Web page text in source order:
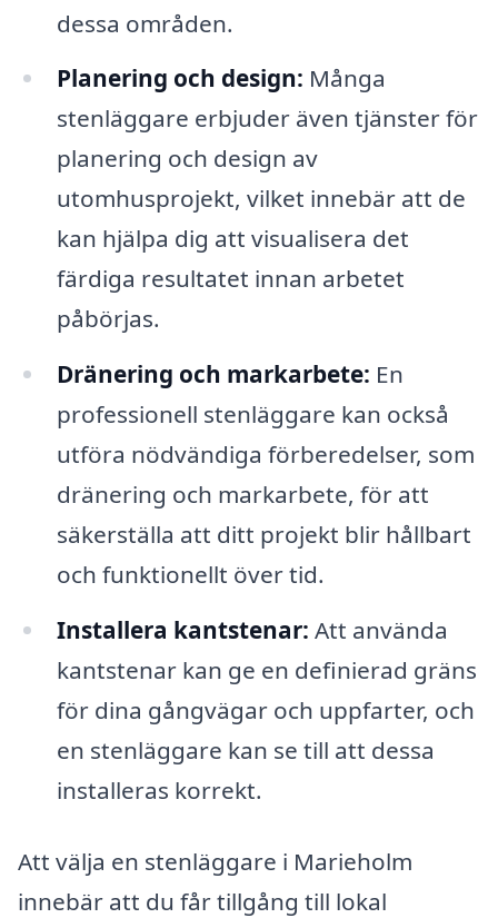
dessa områden.
Planering och design: Många
stenläggare erbjuder även tjänster för
planering och design av
utomhusprojekt, vilket innebär att de
kan hjälpa dig att visualisera det
färdiga resultatet innan arbetet
påbörjas.
Dränering och markarbete: En
professionell stenläggare kan också
utföra nödvändiga förberedelser, som
dränering och markarbete, för att
säkerställa att ditt projekt blir hållbart
och funktionellt över tid.
Installera kantstenar: Att använda
kantstenar kan ge en definierad gräns
för dina gångvägar och uppfarter, och
en stenläggare kan se till att dessa
installeras korrekt.
Att välja en stenläggare i Marieholm
innebär att du får tillgång till lokal